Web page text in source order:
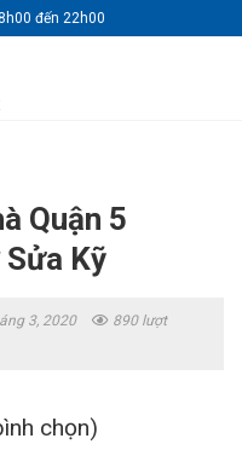
đến 22h00
Quận 5
Kỹ
3, 2020
890 lượt
chọn)